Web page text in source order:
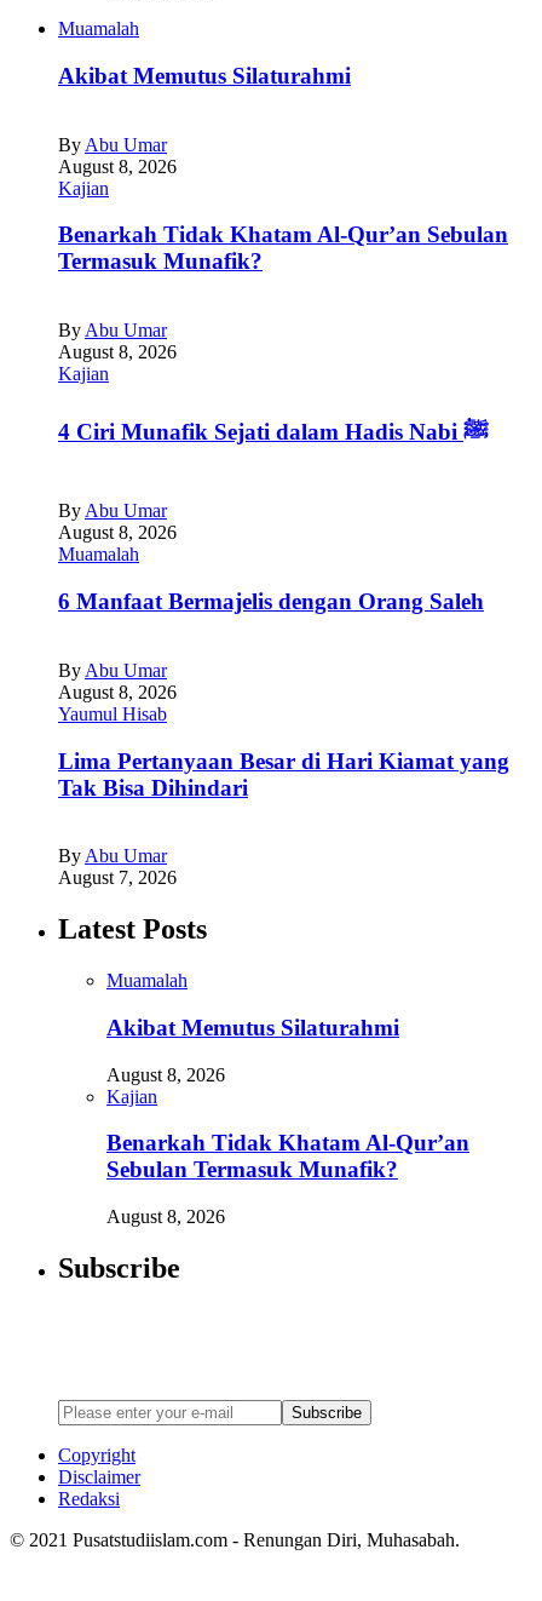
Muamalah
Akibat Memutus Silaturahmi
By Abu Umar
August 8, 2026
Kajian
Benarkah Tidak Khatam Al-Qur’an Sebulan
Termasuk Munafik?
By Abu Umar
August 8, 2026
Kajian
4 Ciri Munafik Sejati dalam Hadis Nabi ﷺ
ByAbu Umar
August 8, 2026
Muamalah
6 Manfaat Bermajelis dengan Orang Saleh
By Abu Umar
August 8, 2026
Yaumul Hisab
Lima Pertanyaan Besar di Hari Kiamat yang
Tak Bisa Dihindari
By Abu Umar
August 7, 2026
Latest Posts
Muamalah
Akibat Memutus Silaturahmi
August 8, 2026
Kajian
Benarkah Tidak Khatam Al-Qur’an
Sebulan Termasuk Munafik?
August 8, 2026
Subscribe
Subscribe
Copyright
Disclaimer
Redaksi
© 2021 Pusatstudiislam.com - Renungan Diri, Muhasabah.